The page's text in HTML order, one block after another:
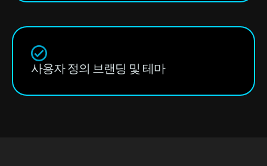
사용자 정의 브랜딩 및 테마